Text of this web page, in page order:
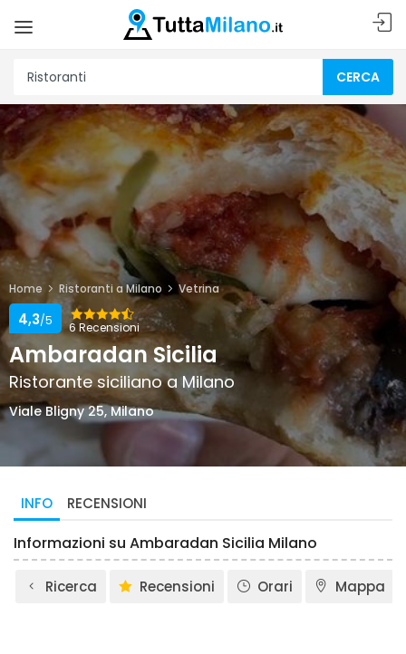
CERCA
Home Ristoranti a Milano Vetrina
6 Recensioni
4,3/5
Ambaradan Sicilia
Ristorante siciliano a Milano
Viale Bligny 25, Milano
INFO RECENSIONI
Informazioni su Ambaradan Sicilia Milano
Ricerca Recensioni Orari Mappa